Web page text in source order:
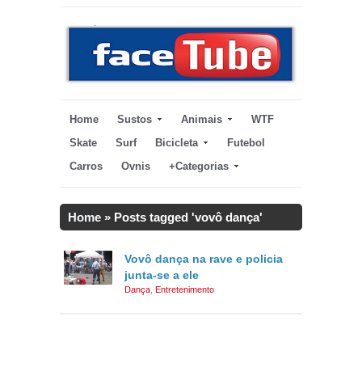
Home Sustos Animais
WTF
Skate
Surf Bicicleta
Futebol
Carros
Ovnis +Categorias
Home » Posts tagged 'vovô dança'
Vovô dança na rave e policia
junta-se a ele
Dança Entretenimento